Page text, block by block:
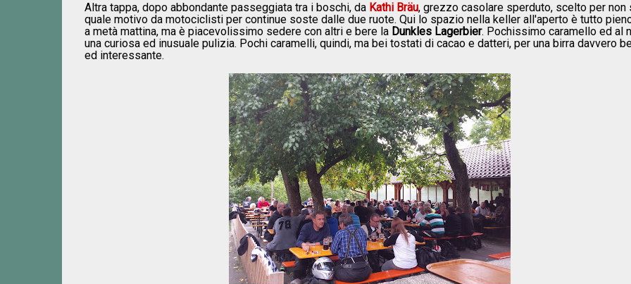
Altra tappa, dopo abbondante passeggiata tra i boschi, da Kathi Bräu, grezzo casolare sperduto, scelto per non
quale motivo da motociclisti per continue soste dalle due ruote. Qui lo spazio nella keller all'aperto è tutto
a metà mattina, ma è piacevolissimo sedere con altri e bere la Dunkles Lagerbier. Pochissimo caramello ed al
una curiosa ed inusuale pulizia. Pochi caramelli, quindi, ma bei tostati di cacao e datteri, per una birra davvero
ed interessante.